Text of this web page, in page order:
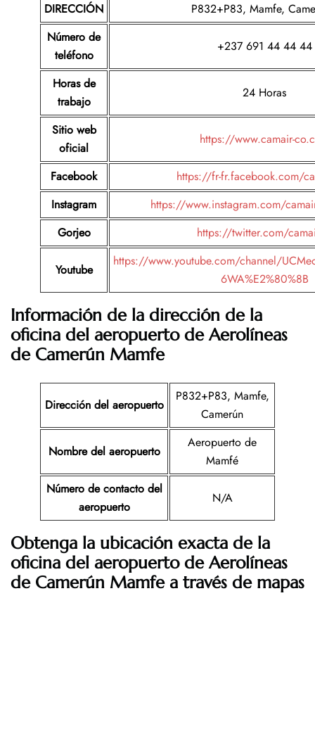
DIRECCIÓN
P832+P83, Mamfe,
Número de
teléfono
+237 691 44 44 44
Horas de
trabajo
24 Horas
Sitio web
oficial
https://www.camair-
Facebook
https://fr-fr.facebook.com/
Instagram
https://www.instagram.com/
Gorjeo
https://twitter.com/
Youtube
https://www.youtube.com/channel/
6WA%E2%80%8B
Información de la dirección de la
oficina del aeropuerto de Aerolíneas
de Camerún Mamfe
Dirección del aeropuerto
P832+P83, Mamfe,
Camerún
Nombre del aeropuerto
Aeropuerto de
Mamfé
Número de contacto del
aeropuerto
N/A
Obtenga la ubicación exacta de la
oficina del aeropuerto de Aerolíneas
de Camerún Mamfe a través de mapas